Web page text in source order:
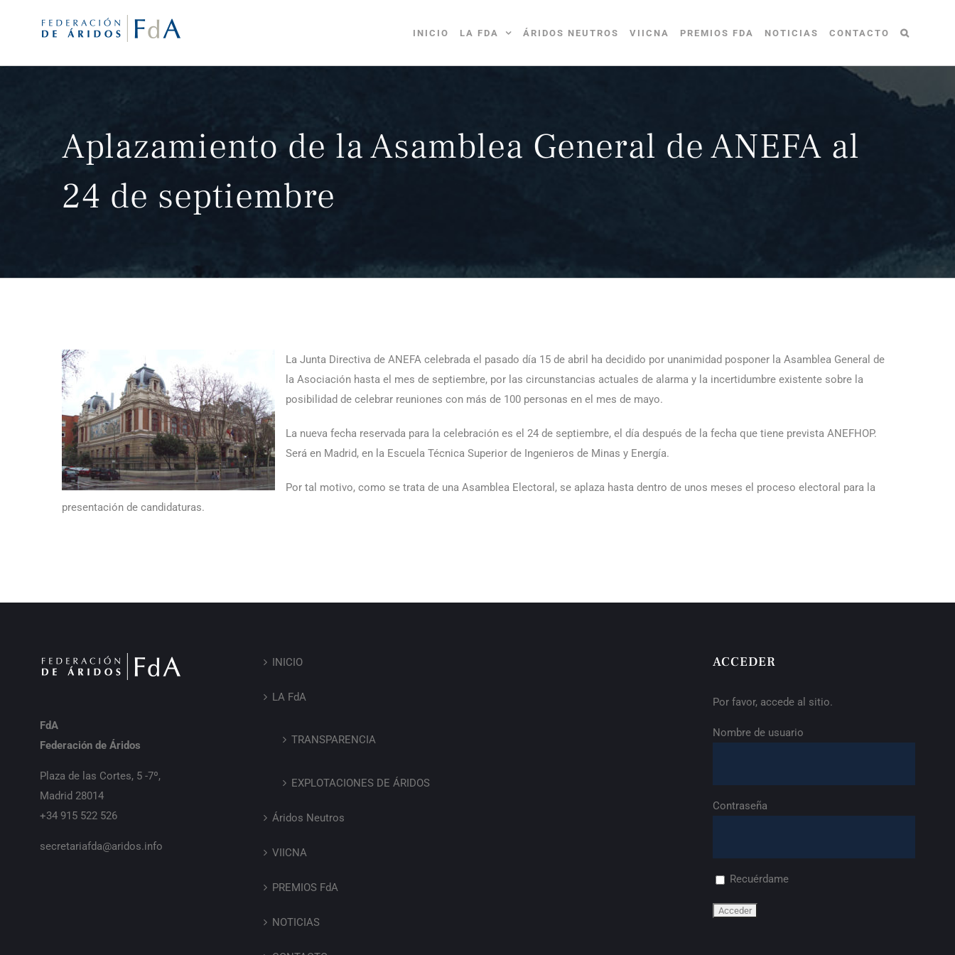
INICIO LA FDA ÁRIDOS NEUTROS VIICNA PREMIOS FDA NOTICIAS CONTACTO
Aplazamiento de la Asamblea General de ANEFA al
24 de septiembre
La Junta Directiva de ANEFA celebrada el pasado día 15 de abril ha decidido por unanimidad posponer la Asamblea General de
la Asociación hasta el mes de septiembre, por las circunstancias actuales de alarma y la incertidumbre existente sobre la
posibilidad de celebrar reuniones con más de 100 personas en el mes de mayo.
La nueva fecha reservada para la celebración es el 24 de septiembre, el día después de la fecha que tiene prevista ANEFHOP.
Será en Madrid, en la Escuela Técnica Superior de Ingenieros de Minas y Energía.
Por tal motivo, como se trata de una Asamblea Electoral, se aplaza hasta dentro de unos meses el proceso electoral para la
presentación de candidaturas.
FdA
Federación de Áridos
Plaza de las Cortes, 5 -7º,
Madrid 28014
+34 915 522 526
secretariafda@aridos.info
INICIO
LA FdA
TRANSPARENCIA
EXPLOTACIONES DE ÁRIDOS
Áridos Neutros
VIICNA
PREMIOS FdA
NOTICIAS
ACCEDER
Por favor, accede al sitio.
Nombre de usuario
Contraseña
Recuérdame